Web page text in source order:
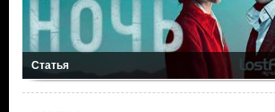
Статья